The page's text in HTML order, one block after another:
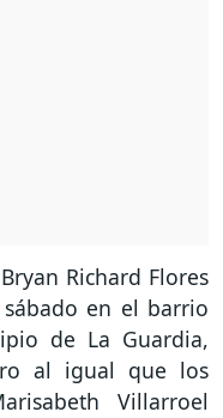
Richard Flores
en el barrio
de La Guardia,
al igual que los
Villarroel